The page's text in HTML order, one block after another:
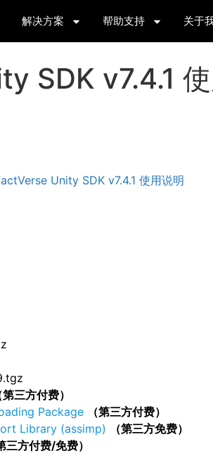
解决方案 帮助支持 关于
SDK v7.4.1
Unity SDK v7.4.1 使用说明
第三方付费）
Package
（第三方付费）
Library (assimp)
（第三方免费）
三方付费/免费）